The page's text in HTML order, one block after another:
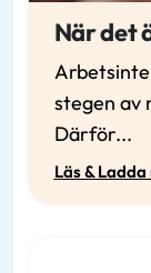
När det
stegen av
Därför...
Läs &